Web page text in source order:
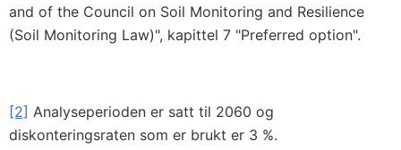
and of the Council on Soil Monitoring and Resilience
(Soil Monitoring Law)", kapittel 7 "Preferred option".
[2] Analyseperioden er satt til 2060 og
diskonteringsraten som er brukt er 3 %.